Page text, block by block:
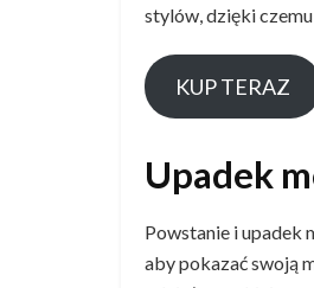
stylów, dzięki
KUP TERAZ
Upadek
Powstanie i upadek
aby pokazać swoją